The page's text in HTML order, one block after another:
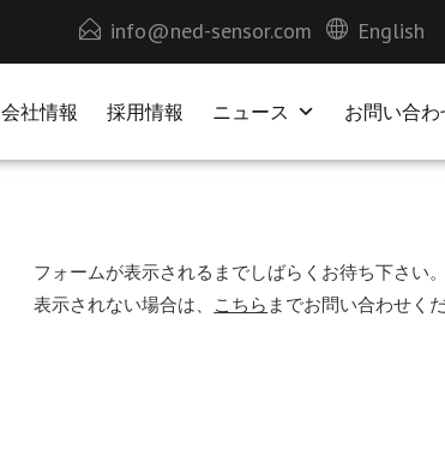
info@ned-sensor.com English
会社情報 採用情報 ニュース お問い合わ
フォームが表示されるまでしばらくお待ち下さい
表示されない場合は、 こちら までお問い合わせくだ